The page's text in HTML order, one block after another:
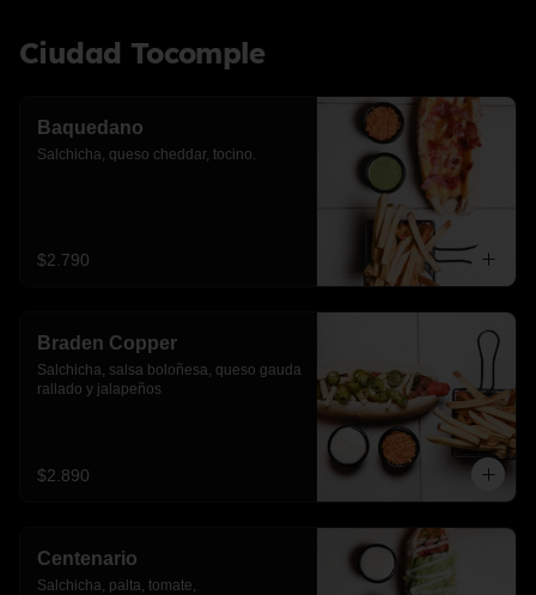
Ciudad Tocomple
Baquedano
Salchicha, queso cheddar, tocino.
$2.790
Braden Copper
Salchicha, salsa boloñesa, queso gauda
rallado y jalapeños
$2.890
Centenario
Salchicha, palta, tomate,